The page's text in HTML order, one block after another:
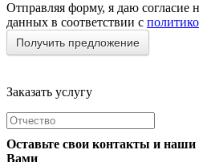
Отправляя форму, я даю согласие
данных в соответствии с
Заказать услугу
Оставьте свои контакты и
Вами